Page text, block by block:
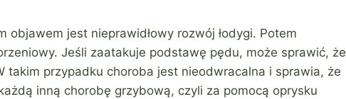
jest nieprawidłowy rozwój łodygi. Potem
Jeśli zaatakuje podstawę pędu, może sprawić, że
takim przypadku choroba jest nieodwracalna i sprawia, że
inną chorobę grzybową, czyli za pomocą oprysku